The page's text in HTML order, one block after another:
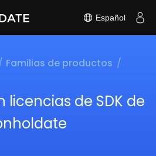
Español
Familias de productos
licencias de SDK de